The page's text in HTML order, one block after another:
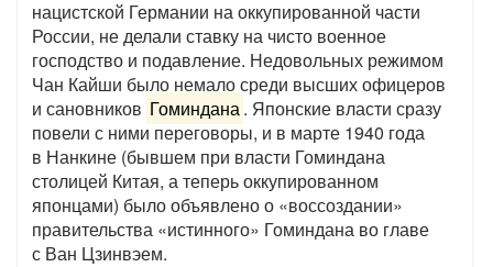
нацистской Германии на оккупированной части
России, не делали ставку на чисто военное
господство и подавление. Недовольных режимом
Чан Кайши было немало среди высших офицеров
и сановников Гоминдана. Японские власти сразу
повели с ними переговоры, и в марте 1940 года
в Нанкине (бывшем при власти Гоминдана
столицей Китая, а теперь оккупированном
японцами) было объявлено о «воссоздании»
правительства «истинного» Гоминдана во главе
с Ван Цзинвэем.